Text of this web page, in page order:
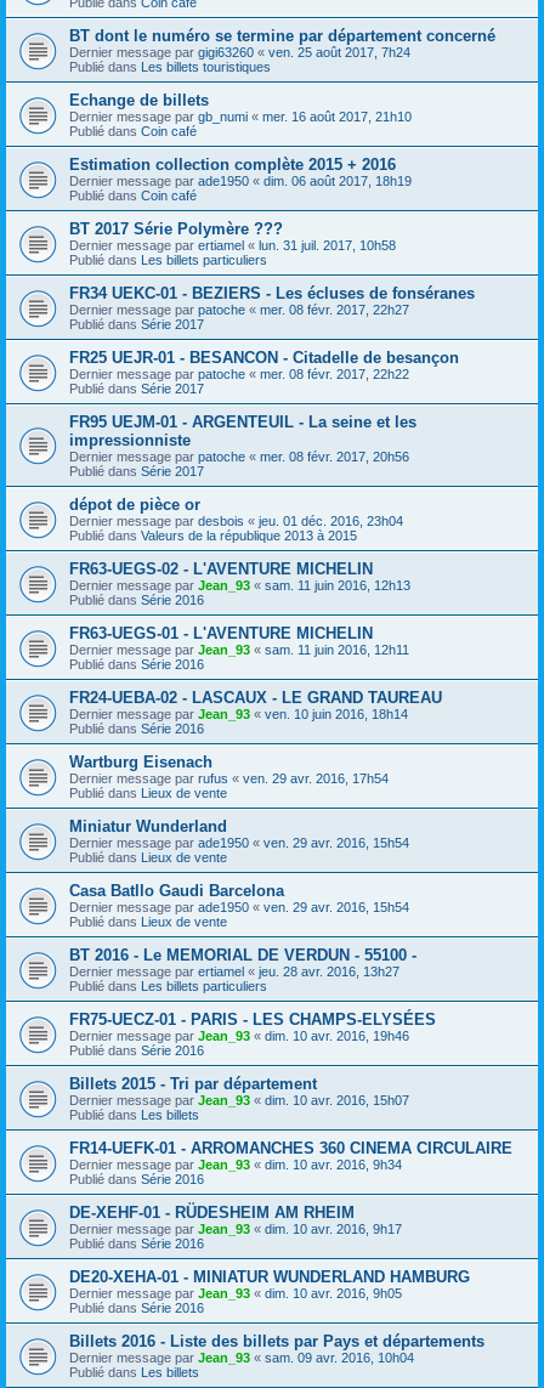
BT dont le numéro se termine par département concerné
Dernier message par gigi63260 « ven. 25 août 2017, 7h24
Publié dans Les billets touristiques
Echange de billets
Dernier message par gb_numi « mer. 16 août 2017, 21h10
Publié dans Coin café
Estimation collection complète 2015 + 2016
Dernier message par ade1950 « dim. 06 août 2017, 18h19
Publié dans Coin café
BT 2017 Série Polymère ???
Dernier message par ertiamel « lun. 31 juil. 2017, 10h58
Publié dans Les billets particuliers
FR34 UEKC-01 - BEZIERS - Les écluses de fonséranes
Dernier message par patoche « mer. 08 févr. 2017, 22h27
Publié dans Série 2017
FR25 UEJR-01 - BESANCON - Citadelle de besançon
Dernier message par patoche « mer. 08 févr. 2017, 22h22
Publié dans Série 2017
FR95 UEJM-01 - ARGENTEUIL - La seine et les
impressionniste
Dernier message par patoche « mer. 08 févr. 2017, 20h56
Publié dans Série 2017
dépot de pièce or
Dernier message par desbois « jeu. 01 déc. 2016, 23h04
Publié dans Valeurs de la république 2013 à 2015
FR63-UEGS-02 - L'AVENTURE MICHELIN
Dernier message par Jean_93 « sam. 11 juin 2016, 12h13
Publié dans Série 2016
FR63-UEGS-01 - L'AVENTURE MICHELIN
Dernier message par Jean_93 « sam. 11 juin 2016, 12h11
Publié dans Série 2016
FR24-UEBA-02 - LASCAUX - LE GRAND TAUREAU
Dernier message par Jean_93 « ven. 10 juin 2016, 18h14
Publié dans Série 2016
Wartburg Eisenach
Dernier message par rufus « ven. 29 avr. 2016, 17h54
Publié dans Lieux de vente
Miniatur Wunderland
Dernier message par ade1950 « ven. 29 avr. 2016, 15h54
Publié dans Lieux de vente
Casa Batllo Gaudi Barcelona
Dernier message par ade1950 « ven. 29 avr. 2016, 15h54
Publié dans Lieux de vente
BT 2016 - Le MEMORIAL DE VERDUN - 55100 -
Dernier message par ertiamel « jeu. 28 avr. 2016, 13h27
Publié dans Les billets particuliers
FR75-UECZ-01 - PARIS - LES CHAMPS-ELYSÉES
Dernier message par Jean_93 « dim. 10 avr. 2016, 19h46
Publié dans Série 2016
Billets 2015 - Tri par département
Dernier message par Jean_93 « dim. 10 avr. 2016, 15h07
Publié dans Les billets
FR14-UEFK-01 - ARROMANCHES 360 CINEMA CIRCULAIRE
Dernier message par Jean_93 « dim. 10 avr. 2016, 9h34
Publié dans Série 2016
DE-XEHF-01 - RÜDESHEIM AM RHEIM
Dernier message par Jean_93 « dim. 10 avr. 2016, 9h17
Publié dans Série 2016
DE20-XEHA-01 - MINIATUR WUNDERLAND HAMBURG
Dernier message par Jean_93 « dim. 10 avr. 2016, 9h05
Publié dans Série 2016
Billets 2016 - Liste des billets par Pays et départements
Dernier message par Jean_93 « sam. 09 avr. 2016, 10h04
Publié dans Les billets